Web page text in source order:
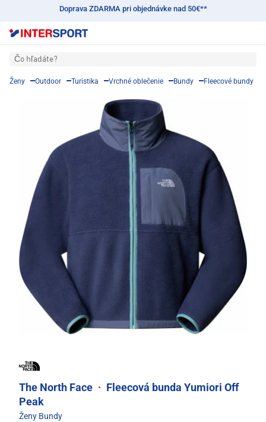
Doprava ZDARMA pri objednávke nad 50€**
Čo hľadáte?
Ženy Outdoor Turistika Vrchné oblečenie Bundy Fleecové bundy
The North Face · Fleecová bunda Yumiori Off
Peak
Ženy Bundy